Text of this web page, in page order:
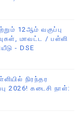
12ஆம் வகுப்பு
மாவட்ட / பள்ளி
- DSE
நிரந்தர
2026! கடைசி நாள்: